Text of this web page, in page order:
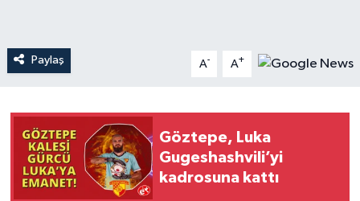
Paylaş A- A+
Göztepe, Luka
Gugeshashvili’yi
kadrosuna kattı